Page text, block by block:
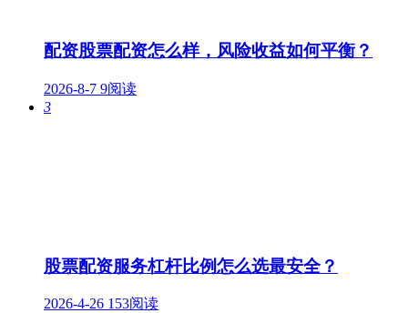
配资股票配资怎么样，风险收益如何平衡？
2026-8-7 9阅读
3
股票配资服务杠杆比例怎么选最安全？
2026-4-26 153阅读